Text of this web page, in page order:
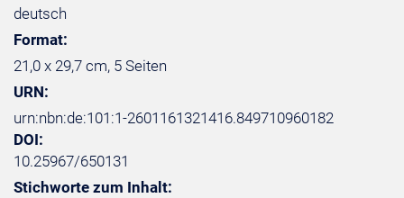
deutsch
Format:
21,0 x 29,7 cm, 5 Seiten
URN:
urn:nbn:de:101:1-2601161321416.849710960182
DOI:
10.25967/650131
Stichworte zum Inhalt: